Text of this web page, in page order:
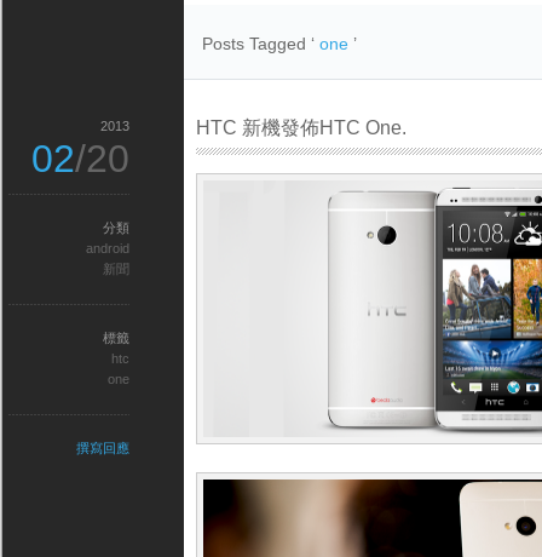
Posts Tagged ‘ one ’
HTC 新機發佈HTC One.
2013
02/20
分類
android
新聞
標籤
htc
one
撰寫回應